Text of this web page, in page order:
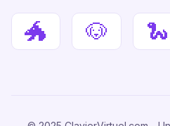
🐲 🐶 🐍